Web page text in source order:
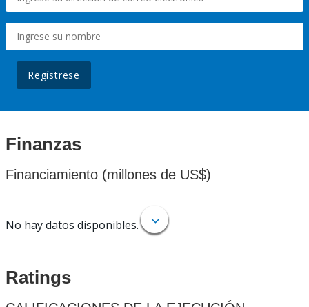
Regístrese
Finanzas
Financiamiento (millones de US$)
No hay datos disponibles.
Ratings